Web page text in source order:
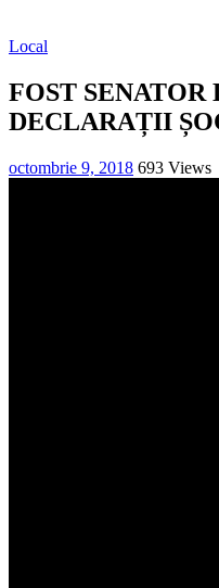
Local
FOST
DECLARAȚII
octombrie 9, 2018 693 Views